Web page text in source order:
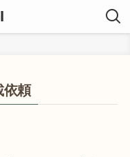
依頼